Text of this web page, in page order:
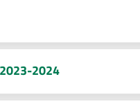
2024